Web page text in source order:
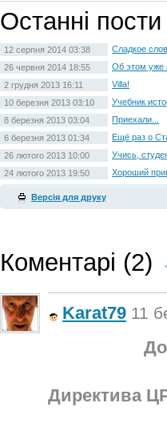
Останні
12 серпня 2014 03:38
Сладкое
26 червня 2014 18:55
Об этом уже
2 грудня 2013 16:11
Villa!
10 березня 2013 03:10
Учебник
8 березня 2013 03:04
Приехали...
6 березня 2013 01:34
Ещё раз о
26 лютого 2013 10:00
Учись,
24 лютого 2013 19:50
Хороший
Версія для друку
Коментарі (2)
Karat79 11
Директива